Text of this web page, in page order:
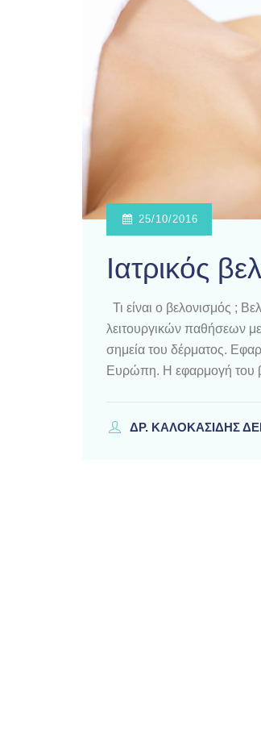
25/10/2016
Ιατρικός
Τι είναι ο βελονισμός ;
λειτουργικών παθήσεων
σημεία του δέρματος.
Ευρώπη. Η εφαρμογή του
ΔΡ. ΚΑΛΟΚΑΣΊΔΗΣ